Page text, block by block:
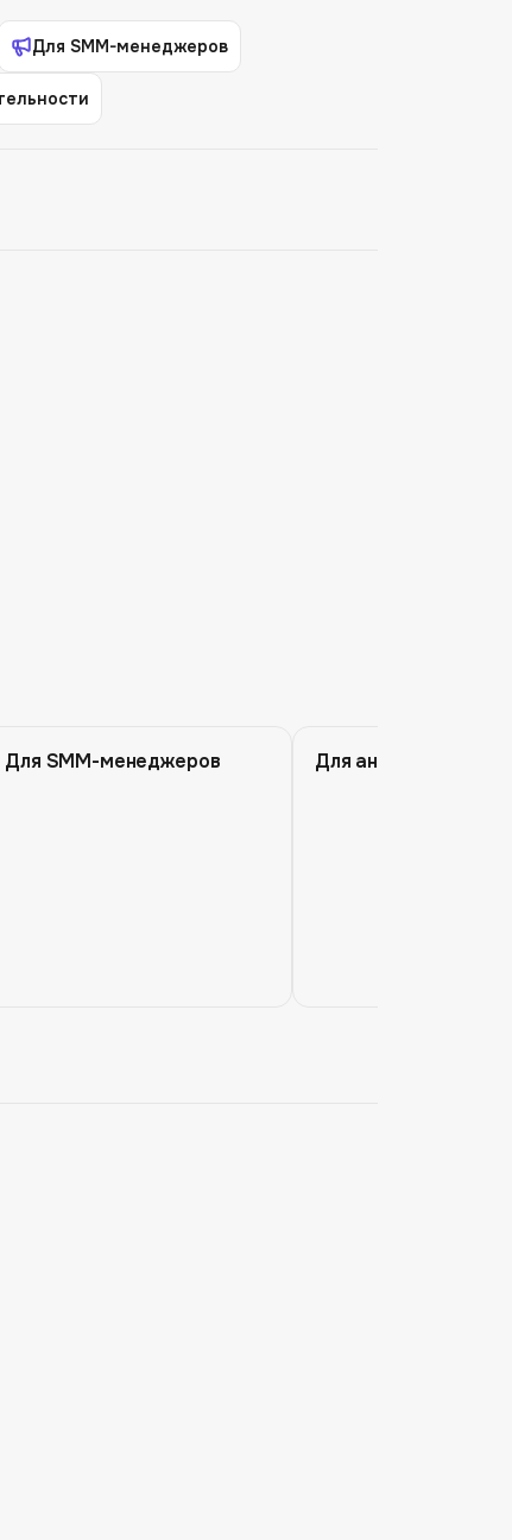
Для SMM-менеджеров
Для SMM-менеджеров Для аналитиков